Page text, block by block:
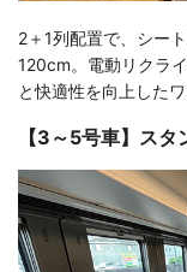
2＋1列配置で、シー
120cm。電動リクラ
と快適性を向上した
【3～5号車】スタ